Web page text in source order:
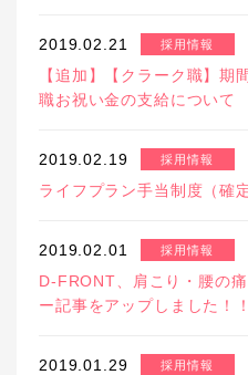
2019.02.21 採用情報
【追加】【クラーク職】期
職お祝い金の支給について
2019.02.19 採用情報
ライフプラン手当制度（確
2019.02.01 採用情報
D-FRONT、肩こり・腰の
ー記事をアップしました！！
2019.01.29 採用情報